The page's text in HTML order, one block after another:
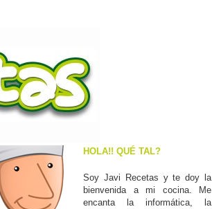
HOLA!! QUÉ TAL?
Soy Javi Recetas y te doy la
bienvenida a mi cocina. Me
encanta la informática, la